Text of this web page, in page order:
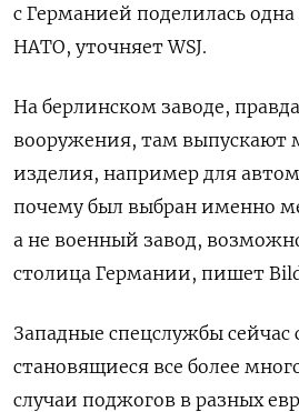
с Германией поделилась одна
НАТО, уточняет WSJ.
На берлинском заводе,
вооружения, там выпускают
изделия, например для
почему был выбран именно
а не военный завод,
столица Германии, пишет
Западные спецслужбы сейчас
становящиеся все более
случаи поджогов в разных